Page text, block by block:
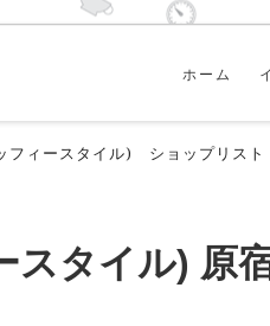
ホーム
ィースタイル) ショップリスト
タイル) 原